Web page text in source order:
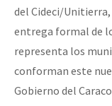
del Cideci/Unitierra,
entrega formal de
representa los
conforman este
Gobierno del